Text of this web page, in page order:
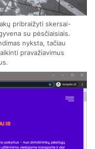
pribraižyti skersai-
su pėsčiaisiais.
nyksta, tačiau
pravažiavimus